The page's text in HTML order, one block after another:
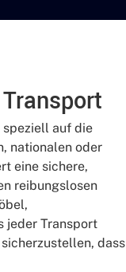
auf die
nationalen oder
eine sichere,
reibungslosen
jeder Transport
dass